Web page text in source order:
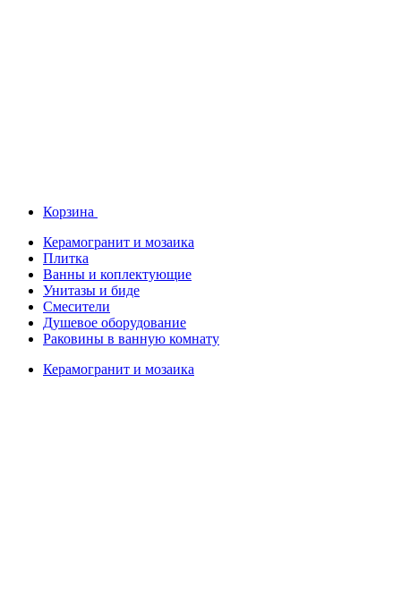
Корзина
Керамогранит и мозаика
Плитка
Ванны и коплектующие
Унитазы и биде
Смесители
Душевое оборудование
Раковины в ванную комнату
Керамогранит и мозаика